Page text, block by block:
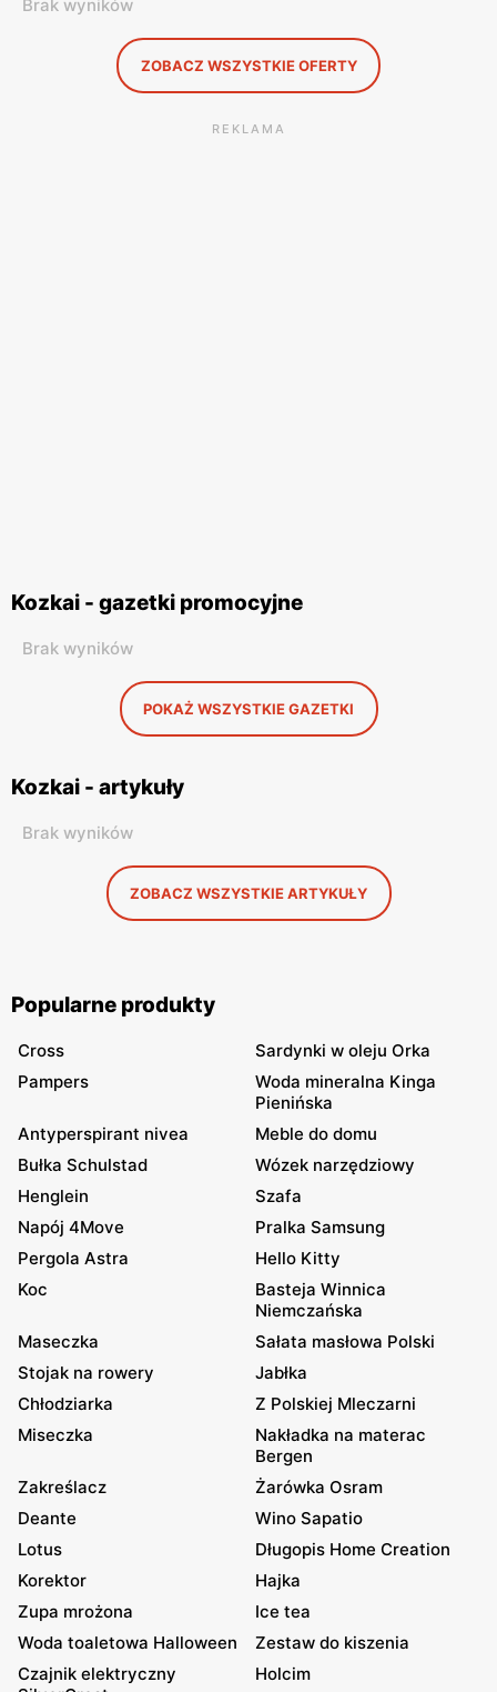
Brak wyników
ZOBACZ WSZYSTKIE OFERTY
REKLAMA
Kozkai - gazetki promocyjne
Brak wyników
POKAŻ WSZYSTKIE GAZETKI
Kozkai - artykuły
Brak wyników
ZOBACZ WSZYSTKIE ARTYKUŁY
Popularne produkty
Cross
Sardynki w oleju Orka
Pampers
Woda mineralna Kinga
Pienińska
Antyperspirant nivea
Meble do domu
Bułka Schulstad
Wózek narzędziowy
Henglein
Szafa
Napój 4Move
Pralka Samsung
Pergola Astra
Hello Kitty
Koc
Basteja Winnica
Niemczańska
Maseczka
Sałata masłowa Polski
Stojak na rowery
Jabłka
Chłodziarka
Z Polskiej Mleczarni
Miseczka
Nakładka na materac
Bergen
Zakreślacz
Żarówka Osram
Deante
Wino Sapatio
Lotus
Długopis Home Creation
Korektor
Hajka
Zupa mrożona
Ice tea
Woda toaletowa Halloween
Zestaw do kiszenia
Czajnik elektryczny
Holcim